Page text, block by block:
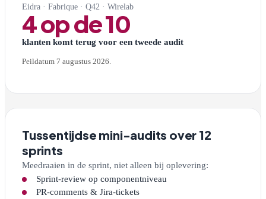
Eidra · Fabrique · Q42 · Wirelab
4 op de 10
klanten komt terug voor een tweede audit
Peildatum 7 augustus 2026.
Tussentijdse mini-audits over 12
sprints
Meedraaien in de sprint, niet alleen bij oplevering:
Sprint-review op componentniveau
PR-comments & Jira-tickets